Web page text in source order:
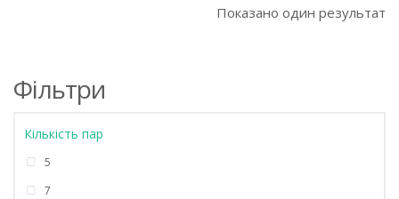
Показано один результат
Фільтри
Кількість пар
5
7